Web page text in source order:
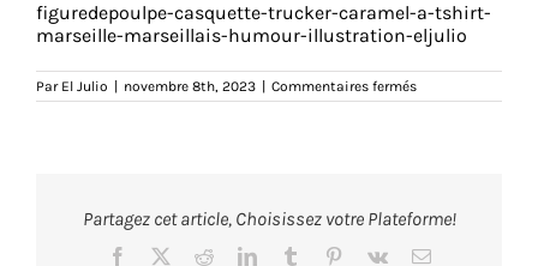
figuredepoulpe-casquette-trucker-caramel-a-tshirt-
marseille-marseillais-humour-illustration-eljulio
Par El Julio novembre 8th, 2023 Commentaires ferméssur
figuredepoulpe-
marseillais-
illustration-
Partagez cet article, Choisissez votre Plateforme!
Facebook RedditLinkedInTumblr Pinterest
Vk Email